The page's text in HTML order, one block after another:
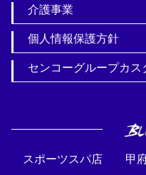
介護事業
個人情報保護方針
センコーグループカ
スポーツスパ店 甲